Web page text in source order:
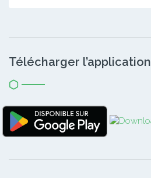
Télécharger l’application